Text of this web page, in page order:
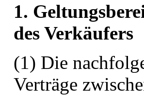
1.
des Verkäufers
(1) Die
Verträge